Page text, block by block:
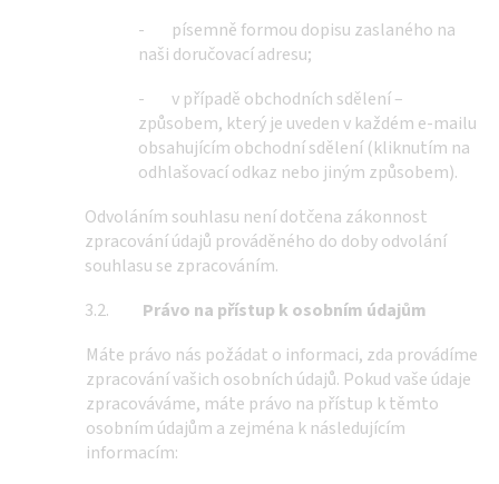
- písemně formou dopisu zaslaného na
naši doručovací adresu;
- v případě obchodních sdělení –
způsobem, který je uveden v každém e-mailu
obsahujícím obchodní sdělení (kliknutím na
odhlašovací odkaz nebo jiným způsobem).
Odvoláním souhlasu není dotčena zákonnost
zpracování údajů prováděného do doby odvolání
souhlasu se zpracováním.
3.2. Právo na přístup k osobním údajům
Máte právo nás požádat o informaci, zda provádíme
zpracování vašich osobních údajů. Pokud vaše údaje
zpracováváme, máte právo na přístup k těmto
osobním údajům a zejména k následujícím
informacím: